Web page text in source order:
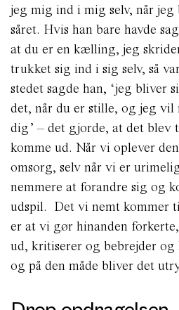
jeg mig ind i mig selv, når
såret. Hvis han bare havde
at du er en kælling, jeg
trukket sig ind i sig selv, så
stedet sagde han, ‘jeg bliver
det, når du er stille, og jeg
dig’ – det gjorde, at det
komme ud. Når vi oplever
omsorg, selv når vi er
nemmere at forandre sig og
udspil. Det vi nemt kommer
er at vi gør hinanden
ud, kritiserer og bebrejder og
og på den måde bliver det